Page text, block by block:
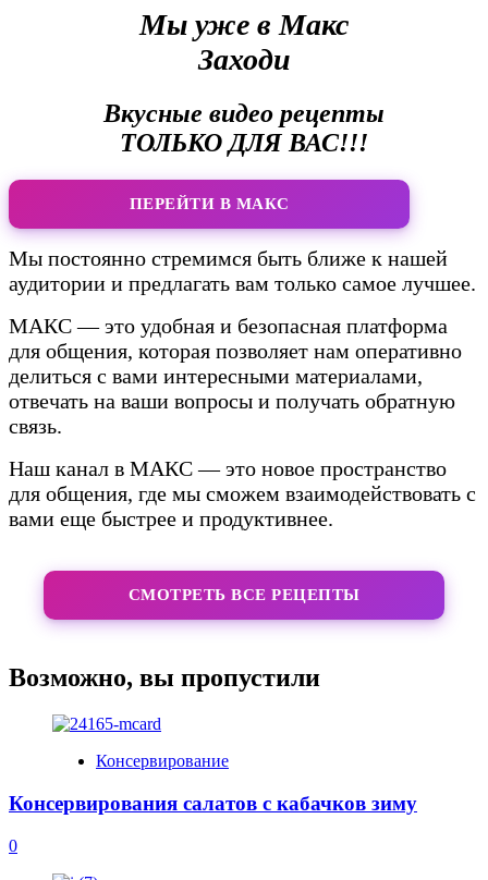
Мы уже в Макс
Заходи
Вкусные видео рецепты
ТОЛЬКО ДЛЯ ВАС!!!
ПЕРЕЙТИ В МАКС
Мы постоянно стремимся быть ближе к нашей
аудитории и предлагать вам только самое лучшее.
МАКС — это удобная и безопасная платформа
для общения, которая позволяет нам оперативно
делиться с вами интересными материалами,
отвечать на ваши вопросы и получать обратную
связь.
Наш канал в МАКС — это новое пространство
для общения, где мы сможем взаимодействовать с
вами еще быстрее и продуктивнее.
СМОТРЕТЬ ВСЕ РЕЦЕПТЫ
Возможно, вы пропустили
Консервирование
Консервирования салатов с кабачков зиму
0